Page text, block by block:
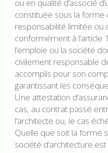
ou en qualité d’associé
constituée sous la forme
responsabilité limitée ou
conformément à l’article
l’emploie ou la société
civilement responsable
accomplis pour son
garantissant les
Une attestation
cas, au contrat passé
l’architecte ou, le cas
Quelle que soit la forme
société d’architecture